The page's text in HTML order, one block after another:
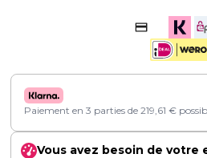
Paiement en 3 parties de 219,61 €
Vous avez besoin de votre